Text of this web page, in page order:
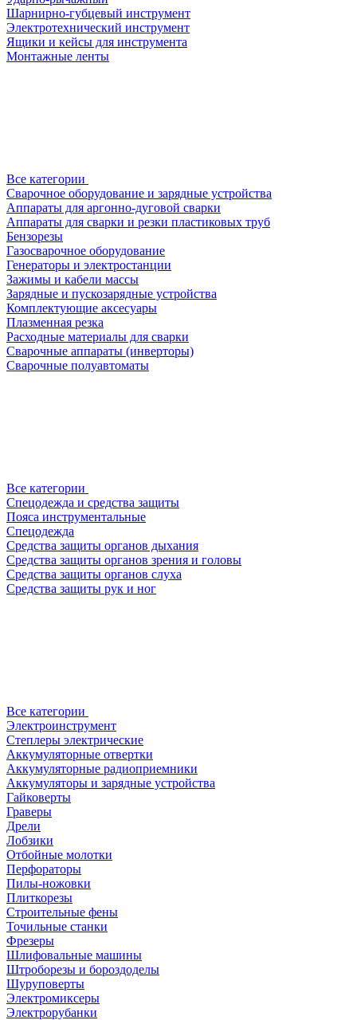
Шарнирно-губцевый инструмент
Электротехнический инструмент
Ящики и кейсы для инструмента
Монтажные ленты
Все категории
Сварочное оборудование и зарядные устройства
Аппараты для аргонно-дуговой сварки
Аппараты для сварки и резки пластиковых труб
Бензорезы
Газосварочное оборудование
Генераторы и электростанции
Зажимы и кабели массы
Зарядные и пускозарядные устройства
Комплектующие аксесуары
Плазменная резка
Расходные материалы для сварки
Сварочные аппараты (инверторы)
Сварочные полуавтоматы
Все категории
Спецодежда и средства защиты
Пояса инструментальные
Спецодежда
Средства защиты органов дыхания
Средства защиты органов зрения и головы
Средства защиты органов слуха
Средства защиты рук и ног
Все категории
Электроинструмент
Степлеры электрические
Аккумуляторные отвертки
Аккумуляторные радиоприемники
Аккумуляторы и зарядные устройства
Гайковерты
Граверы
Дрели
Лобзики
Отбойные молотки
Перфораторы
Пилы-ножовки
Плиткорезы
Строительные фены
Точильные станки
Фрезеры
Шлифовальные машины
Штроборезы и бороздоделы
Шуруповерты
Электромиксеры
Электрорубанки